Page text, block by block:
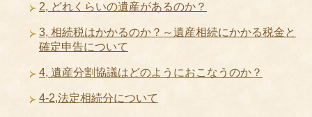
2, どれくらいの遺産があるのか？
3, 相続税はかかるのか？～遺産相続にかかる税金と
確定申告について
4, 遺産分割協議はどのようにおこなうのか？
4-2,法定相続分について